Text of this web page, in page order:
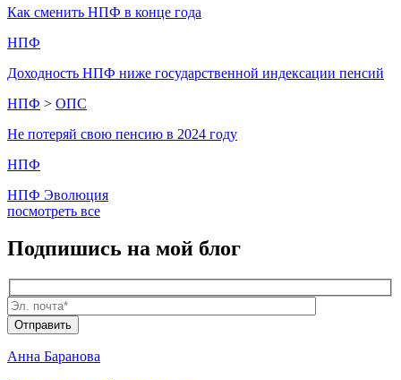
Как сменить НПФ в конце года
НПФ
Доходность НПФ ниже государственной индексации пенсий
НПФ > ОПС
Не потеряй свою пенсию в 2024 году
НПФ
НПФ Эволюция
посмотреть все
Подпишись на мой блог
Анна Баранова